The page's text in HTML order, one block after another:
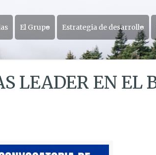
El Grupo Estrategia de desarrollo
LEADER EN EL